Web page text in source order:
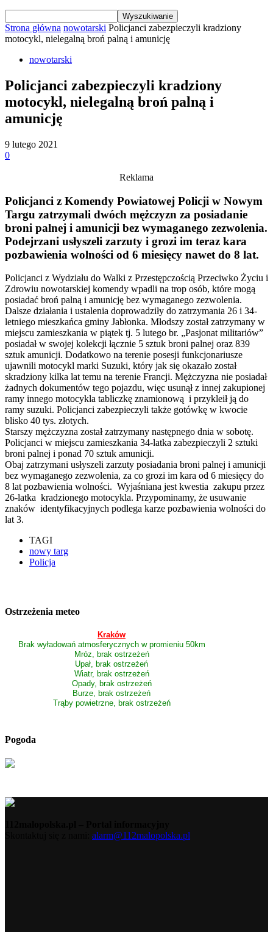
Strona główna nowotarski Policjanci zabezpieczyli kradziony
motocykl, nielegalną broń palną i amunicję
nowotarski
Policjanci zabezpieczyli kradziony
motocykl, nielegalną broń palną i
amunicję
9 lutego 2021
0
Reklama
Policjanci z Komendy Powiatowej Policji w Nowym
Targu zatrzymali dwóch mężczyzn za posiadanie
broni palnej i amunicji bez wymaganego zezwolenia.
Podejrzani usłyszeli zarzuty i grozi im teraz kara
pozbawienia wolności od 6 miesięcy nawet do 8 lat.
Policjanci z Wydziału do Walki z Przestępczością Przeciwko Życiu i
Zdrowiu nowotarskiej komendy wpadli na trop osób, które mogą
posiadać broń palną i amunicję bez wymaganego zezwolenia.
Dalsze działania i ustalenia doprowadziły do zatrzymania 26 i 34-
letniego mieszkańca gminy Jabłonka. Młodszy został zatrzymany w
miejscu zamieszkania w piątek tj. 5 lutego br. „Pasjonat militariów”
posiadał w swojej kolekcji łącznie 5 sztuk broni palnej oraz 839
sztuk amunicji. Dodatkowo na terenie posesji funkcjonariusze
ujawnili motocykl marki Suzuki, który jak się okazało został
skradziony kilka lat temu na terenie Francji. Mężczyzna nie posiadał
żadnych dokumentów tego pojazdu, więc usunął z innej zakupionej
ramy innego motocykla tabliczkę znamionową i przykleił ją do
ramy suzuki. Policjanci zabezpieczyli także gotówkę w kwocie
blisko 40 tys. złotych.
Starszy mężczyzna został zatrzymany następnego dnia w sobotę.
Policjanci w miejscu zamieszkania 34-latka zabezpieczyli 2 sztuki
broni palnej i ponad 70 sztuk amunicji.
Obaj zatrzymani usłyszeli zarzuty posiadania broni palnej i amunicji
bez wymaganego zezwolenia, za co grozi im kara od 6 miesięcy do
8 lat pozbawienia wolności. Wyjaśniana jest kwestia zakupu przez
26-latka kradzionego motocykla. Przypominamy, że usuwanie
znaków identyfikacyjnych podlega karze pozbawienia wolności do
lat 3.
TAGI
nowy targ
Policja
Ostrzeżenia meteo
Kraków
Brak wyładowań atmosferycznych w promieniu 50km
Mróz, brak ostrzeżeń
Upał, brak ostrzeżeń
Wiatr, brak ostrzeżeń
Opady, brak ostrzeżeń
Burze, brak ostrzeżeń
Trąby powietrzne, brak ostrzeżeń
Pogoda
alarm@112malopolska.pl